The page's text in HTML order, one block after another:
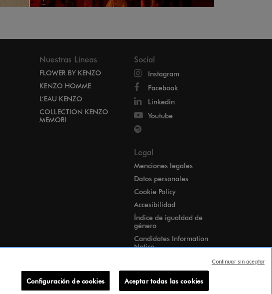
Nuestras Líneas
FLOWER BY KENZO
KENZO HOMME
L’EAU KENZO
COLLECTION KENZO
MEMORI
Social
Instagram
Facebook
Linkedin
Youtube
Legal
Menciones legales
Datos personales
Cookie Policy
Accesibilidad
Índice de igualdad de
género
Candidates Information
Notice
Configuración de cookies
Configuración de cookies Aceptar todas las cookies
Continuar sin aceptar